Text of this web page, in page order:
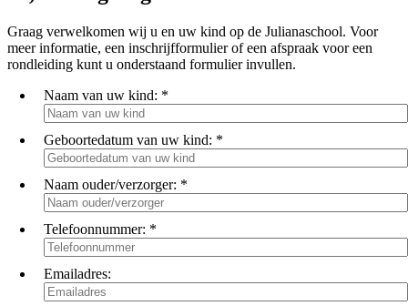
Graag verwelkomen wij u en uw kind op de Julianaschool. Voor
meer informatie, een inschrijfformulier of een afspraak voor een
rondleiding kunt u onderstaand formulier invullen.
Naam van uw kind: *
Geboortedatum van uw kind: *
Naam ouder/verzorger: *
Telefoonnummer: *
Emailadres: